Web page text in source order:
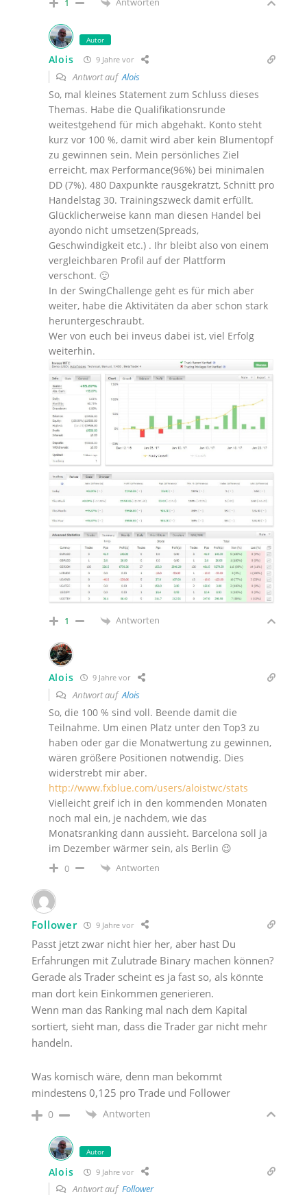
1
Autor
Alois 9 Jahre vor
Antwort aufAlois
So, mal kleines Statement zum Schluss dieses
Themas. Habe die Qualifikationsrunde
weitestgehend für mich abgehakt. Konto steht
kurz vor 100 %, damit wird aber kein Blumentopf
zu gewinnen sein. Mein persönliches Ziel
erreicht, max Performance(96%) bei minimalen
DD (7%). 480 Daxpunkte rausgekratzt, Schnitt pro
Handelstag 30. Trainingszweck damit erfüllt.
Glücklicherweise kann man diesen Handel bei
ayondo nicht umsetzen(Spreads,
Geschwindigkeit etc.) . Ihr bleibt also von einem
vergleichbaren Profil auf der Plattform
verschont. 🙂
In der SwingChallenge geht es für mich aber
weiter, habe die Aktivitäten da aber schon stark
heruntergeschraubt.
Wer von euch bei inveus dabei ist, viel Erfolg
weiterhin.
1 Antworten
Alois 9 Jahre vor
Antwort aufAlois
So, die 100 % sind voll. Beende damit die
Teilnahme. Um einen Platz unter den Top3 zu
haben oder gar die Monatwertung zu gewinnen,
wären größere Positionen notwendig. Dies
widerstrebt mir aber.
http://www.fxblue.com/users/aloistwc/stats
Vielleicht greif ich in den kommenden Monaten
noch mal ein, je nachdem, wie das
Monatsranking dann aussieht. Barcelona soll ja
im Dezember wärmer sein, als Berlin 😉
0 Antworten
Follower 9 Jahre vor
Passt jetzt zwar nicht hier her, aber hast Du
Erfahrungen mit Zulutrade Binary machen können?
Gerade als Trader scheint es ja fast so, als könnte
man dort kein Einkommen generieren.
Wenn man das Ranking mal nach dem Kapital
sortiert, sieht man, dass die Trader gar nicht mehr
handeln.
Was komisch wäre, denn man bekommt
mindestens 0,125 pro Trade und Follower
0 Antworten
Autor
Alois 9 Jahre vor
Antwort auf Follower